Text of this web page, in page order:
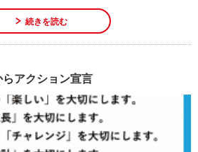
続きを読む
アクション宣言